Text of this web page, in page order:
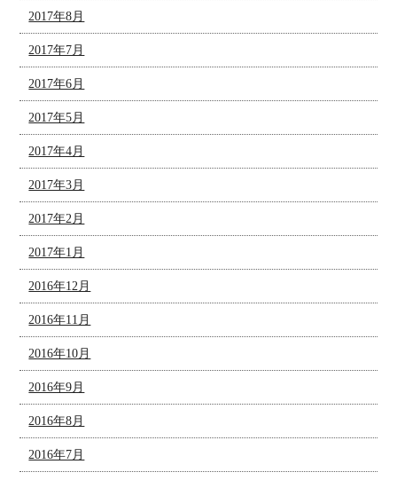
2017年8月
2017年7月
2017年6月
2017年5月
2017年4月
2017年3月
2017年2月
2017年1月
2016年12月
2016年11月
2016年10月
2016年9月
2016年8月
2016年7月